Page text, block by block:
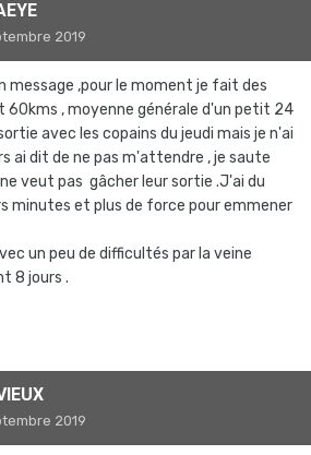
2019
message ,pour le moment je fait des
60kms , moyenne générale d'un petit 24
avec les copains du jeudi mais je n'ai
ai dit de ne pas m'attendre , je saute
veut pas gâcher leur sortie .J'ai du
minutes et plus de force pour emmener
un peu de difficultés par la veine
8 jours .
2019